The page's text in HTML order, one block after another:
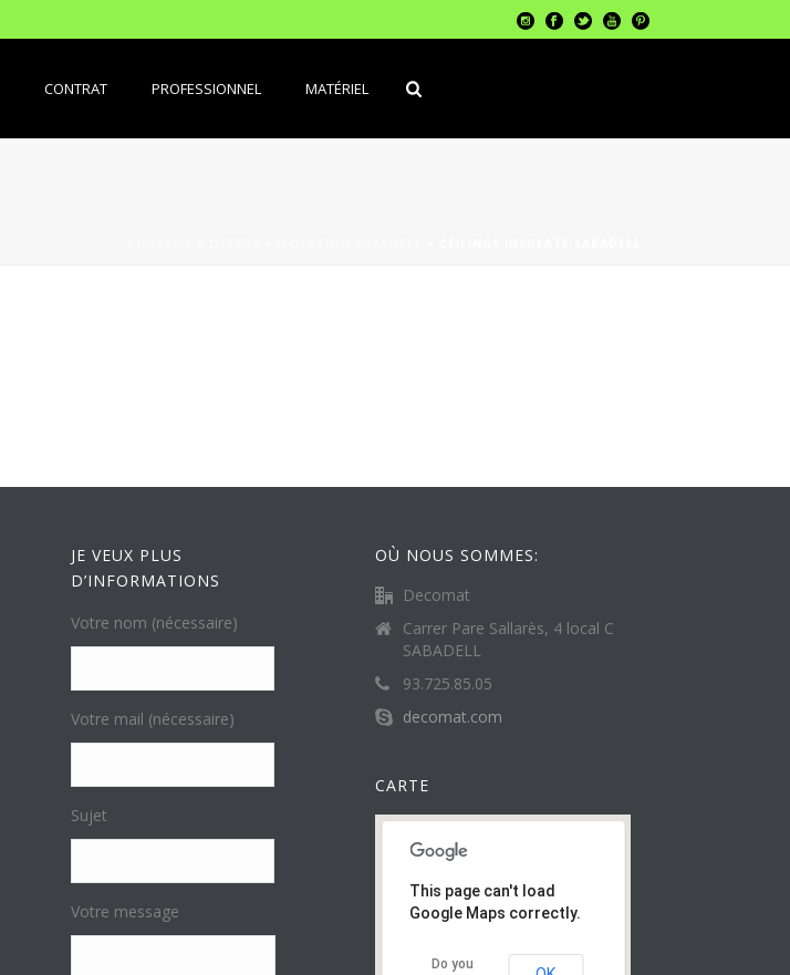
CONTRAT PROFESSIONNEL MATÉRIEL
JE VEUX PLUS
D’INFORMATIONS
Votre nom (nécessaire)
Votre mail (nécessaire)
Sujet
Votre message
OÙ NOUS SOMMES:
Decomat
Carrer Pare Sallarès, 4 local C
SABADELL
93.725.85.05
decomat.com
CARTE
This page can't load
Google Maps correctly.
Do you